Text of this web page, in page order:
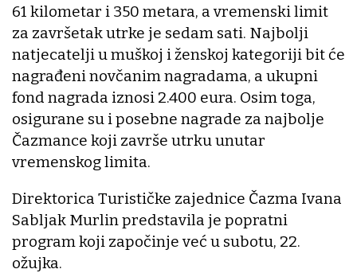
61 kilometar i 350 metara, a vremenski limit
za završetak utrke je sedam sati. Najbolji
natjecatelji u muškoj i ženskoj kategoriji bit će
nagrađeni novčanim nagradama, a ukupni
fond nagrada iznosi 2.400 eura. Osim toga,
osigurane su i posebne nagrade za najbolje
Čazmance koji završe utrku unutar
vremenskog limita.
Direktorica Turističke zajednice Čazma Ivana
Sabljak Murlin predstavila je popratni
program koji započinje već u subotu, 22.
ožujka.